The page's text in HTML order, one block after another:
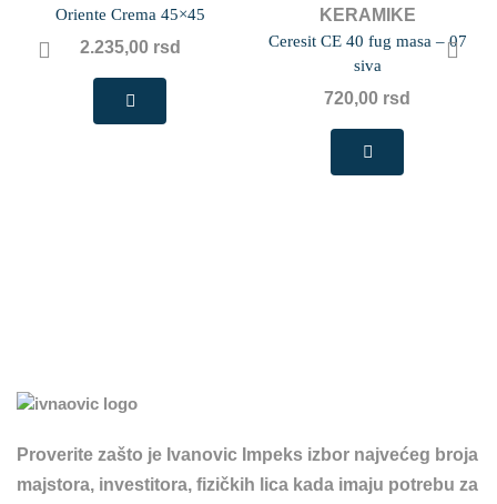
Oriente Crema 45×45
2.235,00 rsd
KERAMIKE
Ceresit CE 40 fug masa – 07
siva
720,00 rsd
Proverite zašto je Ivanovic Impeks izbor najvećeg broja
majstora, investitora, fizičkih lica kada imaju potrebu za